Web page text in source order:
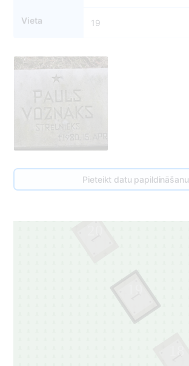
Vieta 19
Pieteikt datu papildināšanu